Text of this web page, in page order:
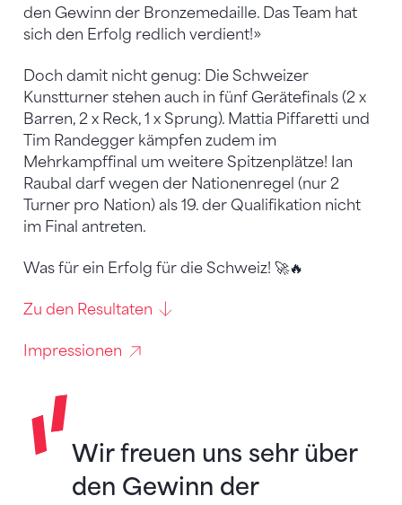
den Gewinn der Bronzemedaille. Das Team hat
sich den Erfolg redlich verdient!»
Doch damit nicht genug: Die Schweizer
Kunstturner stehen auch in fünf Gerätefinals (2 x
Barren, 2 x Reck, 1 x Sprung). Mattia Piffaretti und
Tim Randegger kämpfen zudem im
Mehrkampffinal um weitere Spitzenplätze! Ian
Raubal darf wegen der Nationenregel (nur 2
Turner pro Nation) als 19. der Qualifikation nicht
im Final antreten.
Was für ein Erfolg für die Schweiz! 🚀🔥
Zu den Resultaten
Impressionen
Wir freuen uns sehr über
den Gewinn der